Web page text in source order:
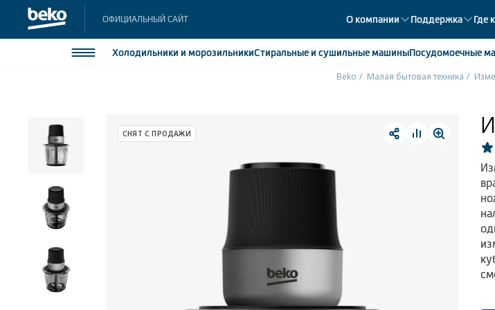
ОФИЦИАЛЬНЫЙ САЙТ О компании Поддержка Где
Холодильники и морозильникиСтиральные и сушильные машиныПосудомоечные
Стиральные и сушильные машины
Посудомоечные машины
Встраиваемая техника
Малая бытовая техника
Климатическая техника
Встраиваемые морозильные камеры
Beko Малая бытовая техника
СНЯТ С ПРОДАЖИ